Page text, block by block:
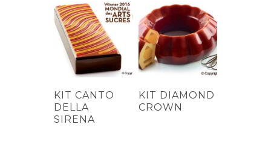
KIT CANTO
DELLA
SIRENA
KIT DIAMOND
CROWN